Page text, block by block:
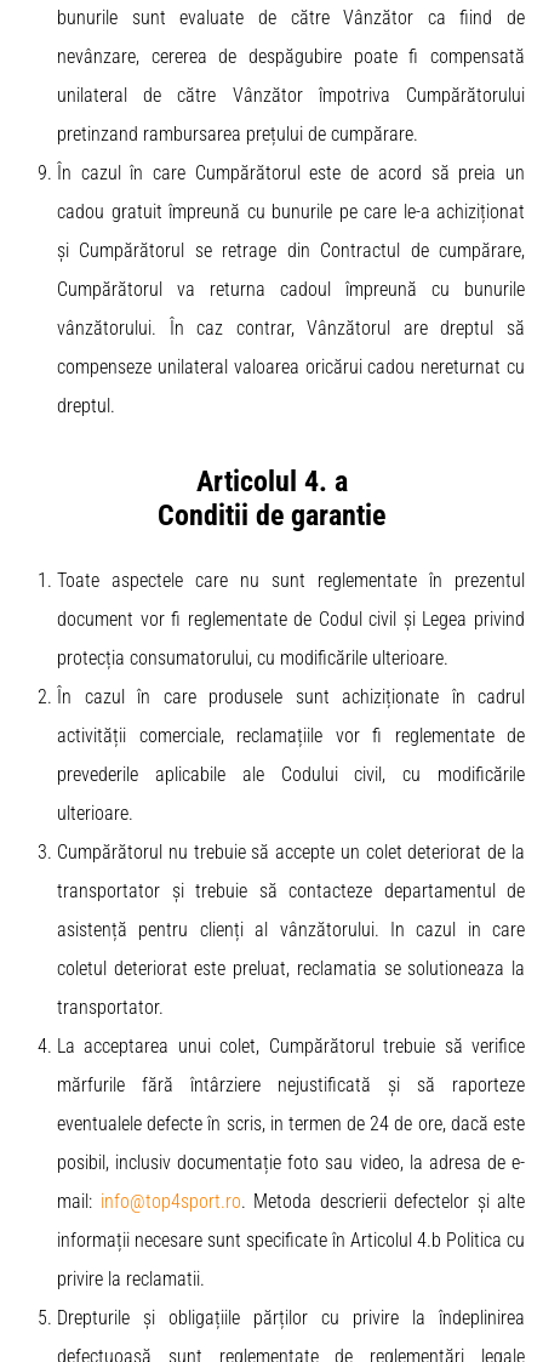
bunurile sunt evaluate de către Vânzător ca fiind de
nevânzare, cererea de despăgubire poate fi compensată
unilateral de către Vânzător împotriva Cumpărătorului
pretinzand rambursarea prețului de cumpărare.
În cazul în care Cumpărătorul este de acord să preia un
cadou gratuit împreună cu bunurile pe care le-a achiziționat
și Cumpărătorul se retrage din Contractul de cumpărare,
Cumpărătorul va returna cadoul împreună cu bunurile
vânzătorului. În caz contrar, Vânzătorul are dreptul să
compenseze unilateral valoarea oricărui cadou nereturnat cu
dreptul.
Articolul 4. a
Conditii de garantie
Toate aspectele care nu sunt reglementate în prezentul
document vor fi reglementate de Codul civil și Legea privind
protecția consumatorului, cu modificările ulterioare.
În cazul în care produsele sunt achiziționate în cadrul
activității comerciale, reclamațiile vor fi reglementate de
prevederile aplicabile ale Codului civil, cu modificările
ulterioare.
Cumpărătorul nu trebuie să accepte un colet deteriorat de la
transportator și trebuie să contacteze departamentul de
asistență pentru clienți al vânzătorului. In cazul in care
coletul deteriorat este preluat, reclamatia se solutioneaza la
transportator.
La acceptarea unui colet, Cumpărătorul trebuie să verifice
mărfurile fără întârziere nejustificată și să raporteze
eventualele defecte în scris, in termen de 24 de ore, dacă este
posibil, inclusiv documentație foto sau video, la adresa de e-
mail: info@top4sport.ro. Metoda descrierii defectelor și alte
informații necesare sunt specificate în Articolul 4.b Politica cu
privire la reclamatii.
Drepturile și obligațiile părților cu privire la îndeplinirea
defectuoasă sunt reglementate de reglementări legale